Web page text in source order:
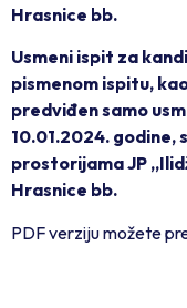
Hrasnice bb.
Usmeni ispit za
pismenom ispitu,
predviđen samo
10.01.2024. godine,
prostorijama JP
Hrasnice bb.
PDF verziju možete